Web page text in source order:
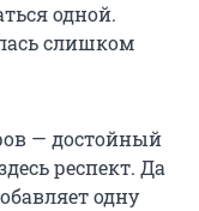
одной.
слишком
— достойный
респект. Да
одну